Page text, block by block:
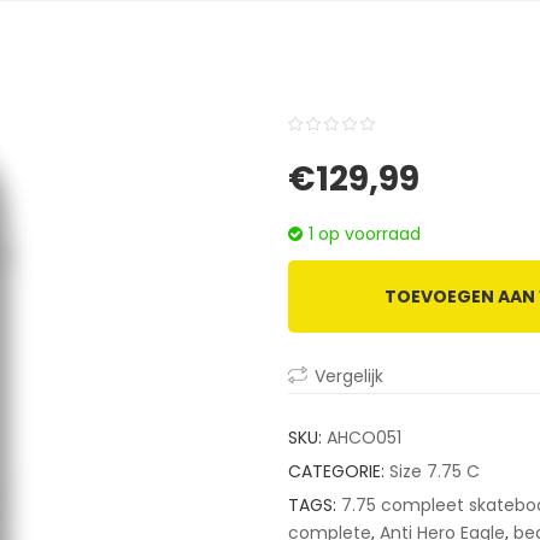
out
based
on
ratings
€129,99
1 op voorraad
TOEVOEGEN
Vergelijk
SKU: AHCO051
CATEGORIE: Size 7.75 C
TAGS: 7.75 compleet
complete, Anti Hero Eagle,